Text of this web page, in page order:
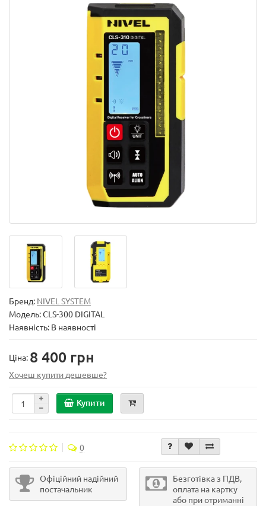
Бренд: NIVEL SYSTEM
Модель:CLS-300 DIGITAL
Наявність: В наявності
Ціна: 8 400 грн
Хочеш купити дешевше?
Купити
0
Офіційний надійний
постачальник
Безготівка з ПДВ,
оплата на картку
або при отриманні